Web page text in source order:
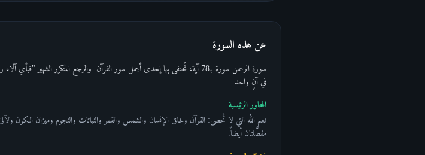
عن هذه السورة
في آنٍ واحد.
المحاور الرئيسية
نعم الله التي لا تُحصى: القرآن وخلق الإنسان والشمس والقمر والنباتات والنجوم وميزان الكون
مفصَّلتان أيضاً.